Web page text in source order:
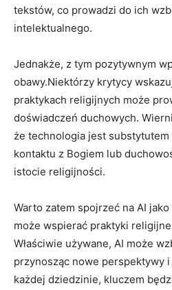
tekstów, co prowadzi do ich
intelektualnego.
Jednakże, z tym pozytywnym
obawy.Niektórzy krytycy
praktykach religijnych może
doświadczeń duchowych.
że technologia jest
kontaktu z Bogiem lub
istocie religijności.
Warto zatem spojrzeć na AI
może wspierać praktyki
Właściwie używane, AI może
przynosząc nowe perspektywy
każdej dziedzinie, kluczem